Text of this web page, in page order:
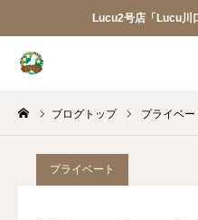
Lucu2号店「Lucu川
ブログトップ プライベー
プライベート
ご予約
お電話